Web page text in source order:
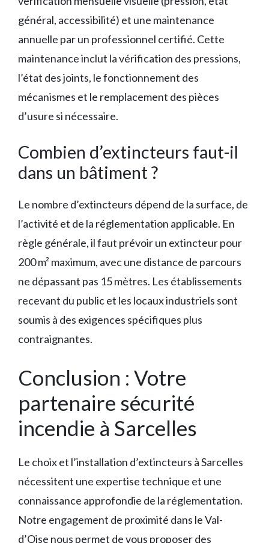
général, accessibilité) et une maintenance
annuelle par un professionnel certifié. Cette
maintenance inclut la vérification des pressions,
l’état des joints, le fonctionnement des
mécanismes et le remplacement des pièces
d’usure si nécessaire.
Combien d’extincteurs faut-il
dans un bâtiment ?
Le nombre d’extincteurs dépend de la surface, de
l’activité et de la réglementation applicable. En
règle générale, il faut prévoir un extincteur pour
200 m² maximum, avec une distance de parcours
ne dépassant pas 15 mètres. Les établissements
recevant du public et les locaux industriels sont
soumis à des exigences spécifiques plus
contraignantes.
Conclusion : Votre
partenaire sécurité
incendie à Sarcelles
Le choix et l’installation d’extincteurs à Sarcelles
nécessitent une expertise technique et une
connaissance approfondie de la réglementation.
Notre engagement de proximité dans le Val-
d’Oise nous permet de vous proposer des